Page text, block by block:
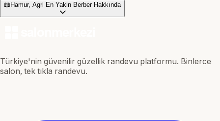
📖 Hamur, Agri En Yakin Berber Hakkında
Türkiye'nin güvenilir güzellik randevu platformu. Binlerce
salon, tek tıkla randevu.